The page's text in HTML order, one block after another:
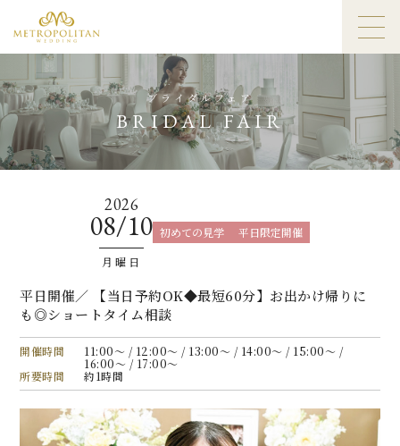
ブライダルフェア
BRIDAL FAIR
2026
08/10
月曜日
初めての見学 平日限定開催
平日開催／ 【当日予約OK◆最短60分】お出かけ帰りに
も◎ショートタイム相談
開催時間
11:00〜 / 12:00〜 / 13:00〜 / 14:00〜 / 15:00〜 /
16:00〜 / 17:00〜
所要時間
約1時間